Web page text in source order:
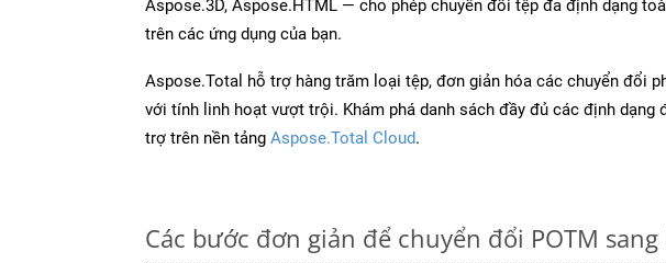
Aspose.3D, Aspose.HTML — cho phép chuyển đổi tệp đa định dạng
trên các ứng dụng của bạn.
Aspose.Total hỗ trợ hàng trăm loại tệp, đơn giản hóa các chuyển đổi
với tính linh hoạt vượt trội. Khám phá danh sách đầy đủ các định dạng
trợ trên nền tảng Aspose.Total Cloud.
Các bước đơn giản để chuyển đổi POTM